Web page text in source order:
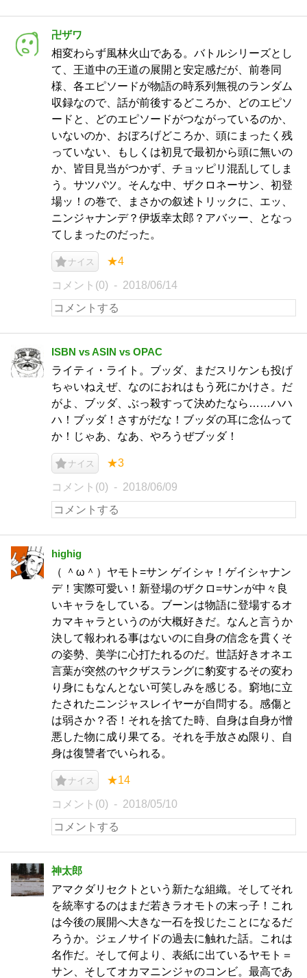
卍ザワ
相変わらず風林火山である。バトルシリーズとし
て、王道中の王道の展開と安定感だが、前巻同
様、各エピソードが物語の時系列無視のランダム
収録なので、話が前後するどころか、どのエピソ
ードと、どのエピソードがつながっているのか、
いないのか、おぼろげどころか、頭にまったく残
っていない、もしくは初見で最初から頭に無いの
か、皆目見当がつかず、チョッピリ混乱してしま
う。サツバツ。そんな中、ザクロネーサン、初登
場ッ！の巻で、まさかの叙述トリックに、エッ、
ニンジャナンデ？伊坂幸太郎？アバッー、となっ
てしまったのだった。
ナイス ★4
コメント(0) 2018/06/14
ISBN vs ASIN vs OPAC
ライティ・ライト。ブッダ、まだスリケンも投げ
ちゃいねえぜ、なのにおれはもう死にかけさ。だ
がよ、ブッダ、ぶっ殺すって決めたなら……ハハ
ハ！ブッダ！さすがだな！ブッダの耳に念仏って
か！じゃあ、なあ、やろうぜブッダ！
ナイス ★3
コメント(0) 2018/06/09
highig
（ ＾ω＾）ヤモト=サン ゲイシャ！ゲイシャナン
デ！実際可愛い！新登場のザクロ=サンが中々良
いキャラをしている。ブーンは物語に登場するオ
カマキャラというのが大概好きだ。なんと言うか
決して報われる事はないのに自身の信念を貫くそ
の姿勢、美学に心打たれるのだ。世話好きオネエ
言葉が突然のヤクザスラングに豹変するその変わ
り身にもなんとない可笑しみを感じる。窮地に立
たされたニンジャスレイヤーが自問する。感傷と
は弱さか？否！それを捨てた時、自身は自身が憎
悪した物に成り果てる。それを手放さぬ限り、自
身は復讐者でいられる。
ナイス ★14
コメント(0) 2018/05/10
神太郎
アマクダリセクトという新たな組織。そしてそれ
を統率するのはまだ若きラオモトの末っ子！これ
は今後の展開へ大きな一石を投じたことになるだ
ろうか。ジェノサイドの過去に触れた話。これは
名作だ。そして何より、表紙に出ているヤモト＝
サン、そしてオカマニンジャのコンビ。最高であ